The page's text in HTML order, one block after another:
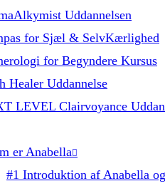
Uddannelsen
for Sjæl & SelvKærlighed
for Begyndere Kursus
Healer Uddannelse
LEVEL Clairvoyance
er Anabella
#1 Introduktion af Anabella